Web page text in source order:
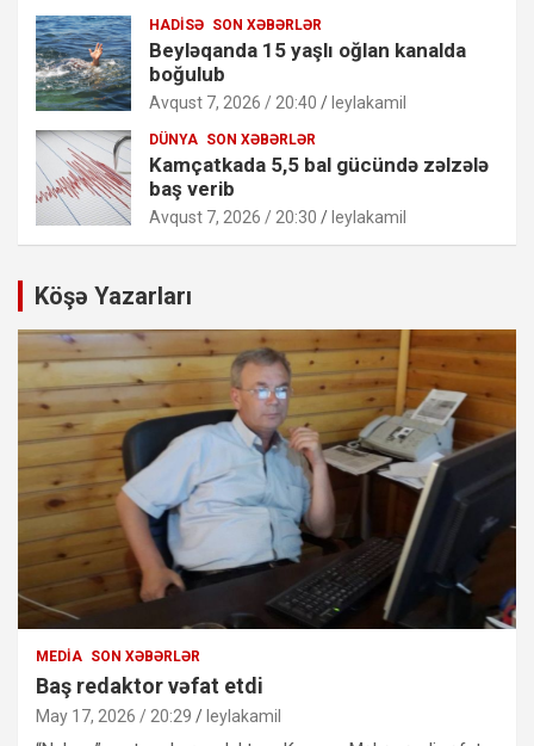
HADISƏ SON XƏBƏRLƏR
Beyləqanda 15 yaşlı oğlan kanalda
boğulub
Avqust 7, 2026 / 20:40 leylakamil
DÜNYA SON XƏBƏRLƏR
Kamçatkada 5,5 bal gücündə zəlzələ
baş verib
Avqust 7, 2026 / 20:30 leylakamil
Köşə Yazarları
MEDIA SON XƏBƏRLƏR
Baş redaktor vəfat etdi
May 17, 2026 / 20:29 leylakamil